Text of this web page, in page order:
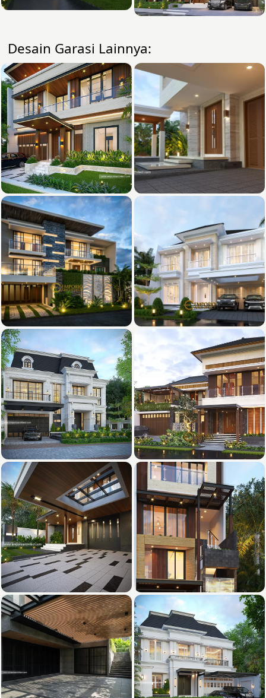
Desain Garasi Lainnya: